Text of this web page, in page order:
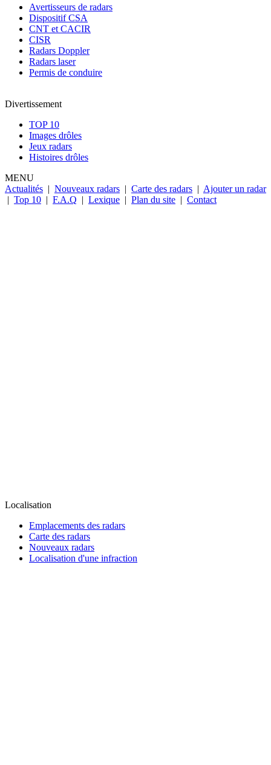
Avertisseurs de radars
Dispositif CSA
CNT et CACIR
CISR
Radars Doppler
Radars laser
Permis de conduire
Divertissement
TOP 10
Images drôles
Jeux radars
Histoires drôles
MENU
Actualités | Nouveaux radars | Carte des radars | Ajouter un radar
| Top 10 | F.A.Q | Lexique | Plan du site | Contact
Localisation
Emplacements des radars
Carte des radars
Nouveaux radars
Localisation d'une infraction